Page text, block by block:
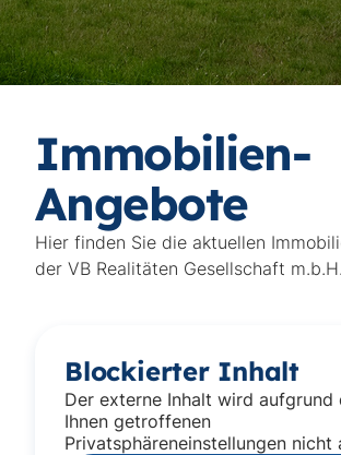
Immobilien-
Angebote
Hier finden Sie die aktuellen
der VB Realitäten Gesellschaft
Blockierter Inhalt
Der externe Inhalt wird aufgrund
Ihnen getroffenen
Privatsphäreneinstellungen nicht